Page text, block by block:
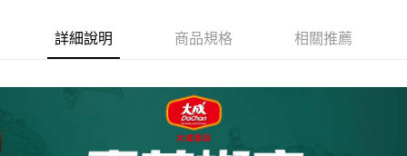
詳細說明 商品規格 相關推薦